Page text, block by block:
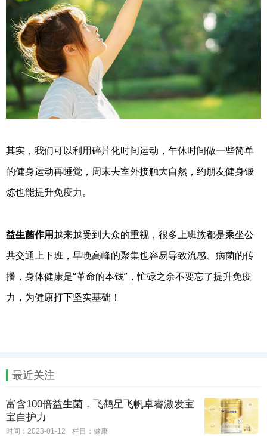
其实，我们可以利用碎片化时间运动，午休时间做一些简单
的健身运动再睡觉，周末去室外接触大自然，约朋友健身锻
炼也能提升免疫力。
益生菌作用越来越受到大众的重视，很多上班族都是乘坐公
共交通上下班，早晚高峰的聚集也容易导致流感、病菌的传
播，身体健康是“革命的本钱”，忙碌之余不要忘了提升免疫
力，为健康打下坚实基础！
最近关注
富含100倍益生菌，飞鹤星飞帆卓睿激发宝
宝自护力
时间：2023-01-12 栏目： 健康